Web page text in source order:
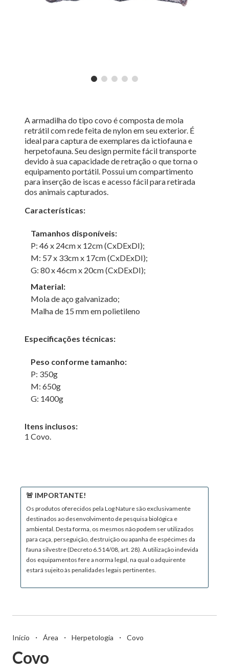
A armadilha do tipo covo é composta de mola
retrátil com rede feita de nylon em seu exterior. É
ideal para captura de exemplares da ictiofauna e
herpetofauna. Seu design permite fácil transporte
devido à sua capacidade de retração o que torna o
equipamento portátil. Possui um compartimento
para inserção de iscas e acesso fácil para retirada
dos animais capturados.
Características:
Tamanhos disponíveis:
P: 46 x 24cm x 12cm (CxDExDI);
M: 57 x 33cm x 17cm (CxDExDI);
G: 80 x 46cm x 20cm (CxDExDI);
Material:
Mola de aço galvanizado;
Malha de 15 mm em polietileno
Especificações técnicas:
Peso conforme tamanho:
P: 350g
M: 650g
G: 1400g
Itens inclusos:
1 Covo.
🚨 IMPORTANTE!
Os produtos oferecidos pela Log Nature são exclusivamente
destinados ao desenvolvimento de pesquisa biológica e
ambiental. Desta forma, os mesmos não podem ser utilizados
para caça, perseguição, destruição ou apanha de espécimes da
fauna silvestre (Decreto 6.514/08, art. 28). A utilização indevida
dos equipamentos fere a norma legal, na qual o adquirente
estará sujeito às penalidades legais pertinentes.
Início ・ Área ・ Herpetologia ・ Covo
Covo